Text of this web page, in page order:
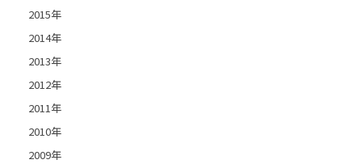
2015年
2014年
2013年
2012年
2011年
2010年
2009年